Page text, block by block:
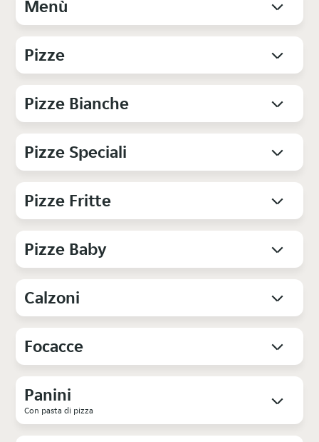
Menù
Pizze
Pizze Bianche
Pizze Speciali
Pizze Fritte
Pizze Baby
Calzoni
Focacce
Panini
Con pasta di pizza